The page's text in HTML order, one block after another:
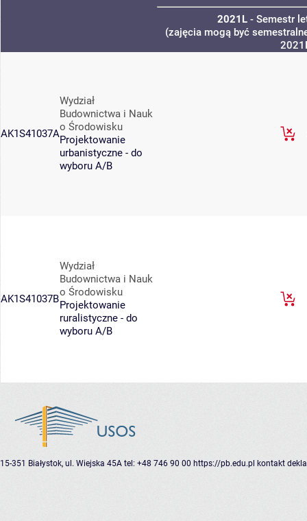
2021L - Semestr
(zajęcia mogą być
AK1S41037A
Wydział
Budownictwa i Nauk
o Środowisku
Projektowanie
urbanistyczne - do
wyboru A/B
AK1S41037B
Wydział
Budownictwa i Nauk
o Środowisku
Projektowanie
ruralistyczne - do
wyboru A/B
15-351 Białystok, ul. Wiejska 45A tel: +48 746 90 00 https://pb.edu.pl kontakt